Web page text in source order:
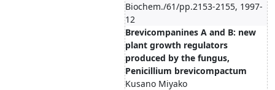
Biochem./61/pp.2153-2155, 1997-
12
Brevicompanines A and B: new
plant growth regulators
produced by the fungus,
Penicillium brevicompactum
Kusano Miyako